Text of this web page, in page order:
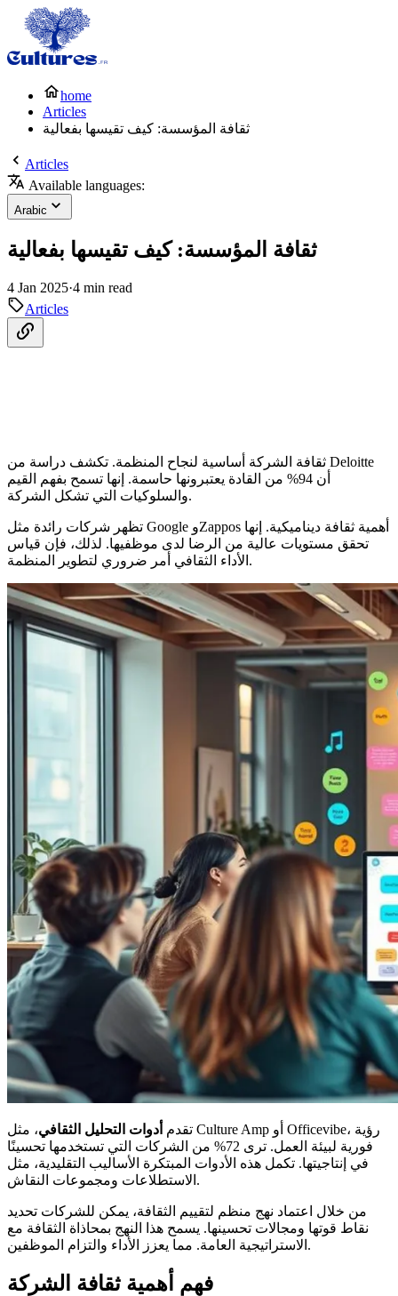
home
Articles
ثقافة المؤسسة: كيف تقيسها بفعالية
Articles
Available languages:
Arabic
ثقافة المؤسسة: كيف تقيسها بفعالية
4 Jan 2025·4 min read
Articles
ثقافة الشركة أساسية لنجاح المنظمة. تكشف دراسة من Deloitte
أن 94% من القادة يعتبرونها حاسمة. إنها تسمح بفهم القيم
والسلوكيات التي تشكل الشركة.
تظهر شركات رائدة مثل Google وZappos أهمية ثقافة ديناميكية. إنها
تحقق مستويات عالية من الرضا لدى موظفيها. لذلك، فإن قياس
الأداء الثقافي أمر ضروري لتطوير المنظمة.
تقدم أدوات التحليل الثقافي، مثل Culture Amp أو Officevibe، رؤية
فورية لبيئة العمل. ترى 72% من الشركات التي تستخدمها تحسينًا
في إنتاجيتها. تكمل هذه الأدوات المبتكرة الأساليب التقليدية، مثل
الاستطلاعات ومجموعات النقاش.
من خلال اعتماد نهج منظم لتقييم الثقافة، يمكن للشركات تحديد
نقاط قوتها ومجالات تحسينها. يسمح هذا النهج بمحاذاة الثقافة مع
الاستراتيجية العامة. مما يعزز الأداء والتزام الموظفين.
فهم أهمية ثقافة الشركة